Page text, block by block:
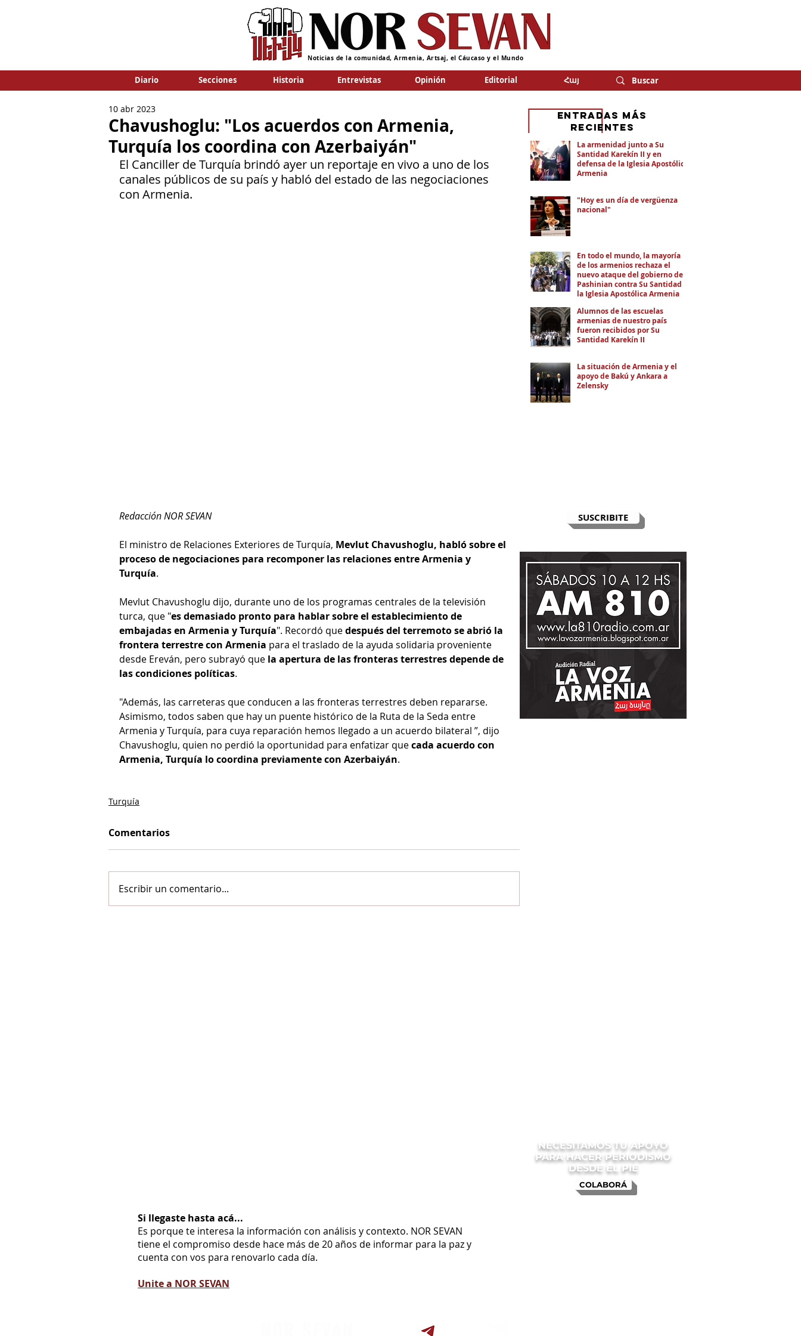
Noticias de la comunidad, Armenia, Artsaj, el Cáucaso y el Mundo
Diario Secciones Historia Entrevistas Opinión Editorial Հայ
Chavushoglu: "Los acuerdos con Armenia,
Turquía los coordina con Azerbaiyán"
10 abr 2023
El Canciller de Turquía brindó ayer un reportaje en vivo a uno de los
canales públicos de su país y habló del estado de las negociaciones
con Armenia.
Redacción NOR SEVAN
El ministro de Relaciones Exteriores de Turquía, Mevlut Chavushoglu, habló sobre el
proceso de negociaciones para recomponer las relaciones entre Armenia y
Turquía.
Mevlut Chavushoglu dijo, durante uno de los programas centrales de la televisión
turca, que "es demasiado pronto para hablar sobre el establecimiento de
embajadas en Armenia y Turquía". Recordó que después del terremoto se abrió la
frontera terrestre con Armenia para el traslado de la ayuda solidaria proveniente
desde Ereván, pero subrayó que la apertura de las fronteras terrestres depende de
las condiciones políticas.
"Además, las carreteras que conducen a las fronteras terrestres deben repararse.
Asimismo, todos saben que hay un puente histórico de la Ruta de la Seda entre
Armenia y Turquía, para cuya reparación hemos llegado a un acuerdo bilateral ”, dijo
Chavushoglu, quien no perdió la oportunidad para enfatizar que cada acuerdo con
Armenia, Turquía lo coordina previamente con Azerbaiyán.
Turquía
Comentarios
Escribir un comentario...
SUSCRIBITE
La armenidad junto a Su
Santidad Karekín II y en
defensa de la Iglesia Apostólica
Armenia
"Hoy es un día de vergüenza
nacional"
En todo el mundo, la mayoría
de los armenios rechaza el
nuevo ataque del gobierno de
Pashinian contra Su Santidad y
la Iglesia Apostólica Armenia
Alumnos de las escuelas
armenias de nuestro país
fueron recibidos por Su
Santidad Karekín II
La situación de Armenia y el
apoyo de Bakú y Ankara a
Zelensky
eNTRADAS MÁS
RECIENTES
COLABORÁ
NECESITAMOS TU APOYO
PARA HACER PERIODISMO
DESDE EL PIE
Si llegaste hasta acá...
Es porque te interesa la información con análisis y contexto. NOR SEVAN
tiene el compromiso desde hace más de 20 años de informar para la paz y
cuenta con vos para renovarlo cada día.
Unite a NOR SEVAN